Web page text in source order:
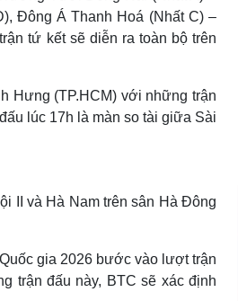
Đông Á Thanh Hoá (Nhất C) –
tứ kết sẽ diễn ra toàn bộ trên
Hưng (TP.HCM) với những trận
lúc 17h là màn so tài giữa Sài
II và Hà Nam trên sân Hà Đông
gia 2026 bước vào lượt trận
trận đấu này, BTC sẽ xác định